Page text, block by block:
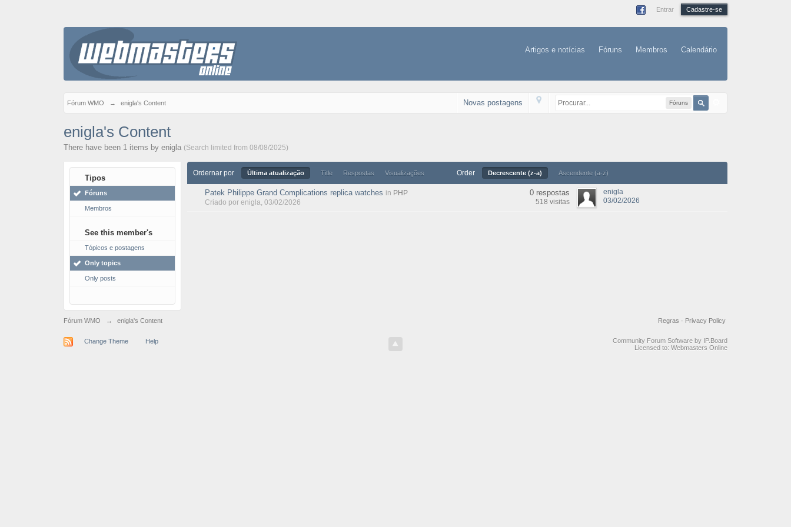
Entrar Cadastre-se
Artigos e notícias Fóruns Membros Calendário
Fórum WMO → enigla's Content Fóruns
Novas postagens
enigla's Content
There have been 1 items by enigla (Search limited from 08/08/2025)
Tipos
Fóruns
Membros
See this member's
Tópicos e postagens
Only topics
Only posts
Ordernar por Última atualização Title Respostas Visualizações Order Decrescente (z-a) Ascendente (a-z)
Patek Philippe Grand Complications replica watches in PHP
Criado por enigla, 03/02/2026
0 respostas
518 visitas
enigla
03/02/2026
Fórum WMO → enigla's Content Privacy Policy
Regras ·
Change Theme Help
Community Forum Software by IP.Board
Licensed to: Webmasters Online